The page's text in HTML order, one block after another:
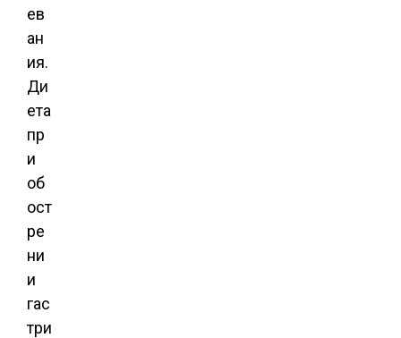
ев
ан
ия.
Ди
ета
пр
и
об
ост
ре
ни
и
гас
три